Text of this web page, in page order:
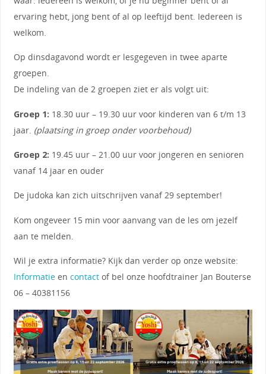
ervaring hebt, jong bent of al op leeftijd bent. Iedereen is
welkom.
Op dinsdagavond wordt er lesgegeven in twee aparte
groepen.
De indeling van de 2 groepen ziet er als volgt uit:
Groep 1: 18.30 uur – 19.30 uur voor kinderen van 6 t/m 13
jaar. (plaatsing in groep onder voorbehoud)
Groep 2: 19.45 uur – 21.00 uur voor jongeren en senioren
vanaf 14 jaar en ouder
De judoka kan zich uitschrijven vanaf 29 september!
Kom ongeveer 15 min voor aanvang van de les om jezelf
aan te melden.
Wil je extra informatie? Kijk dan verder op onze website:
Informatieen contactof bel onze hoofdtrainer Jan Bouterse
06 – 40381156